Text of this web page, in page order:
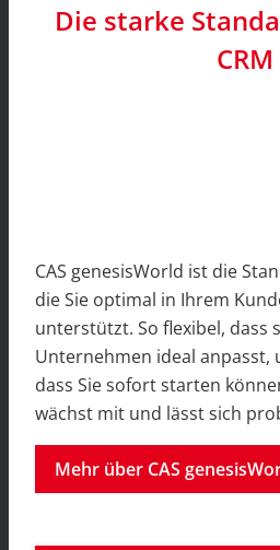
Die starke
CRM
CAS genesisWorld ist die
die Sie optimal in Ihrem
unterstützt. So flexibel, dass
Unternehmen ideal anpasst,
dass Sie sofort starten
wächst mit und lässt sich
Mehr über CAS